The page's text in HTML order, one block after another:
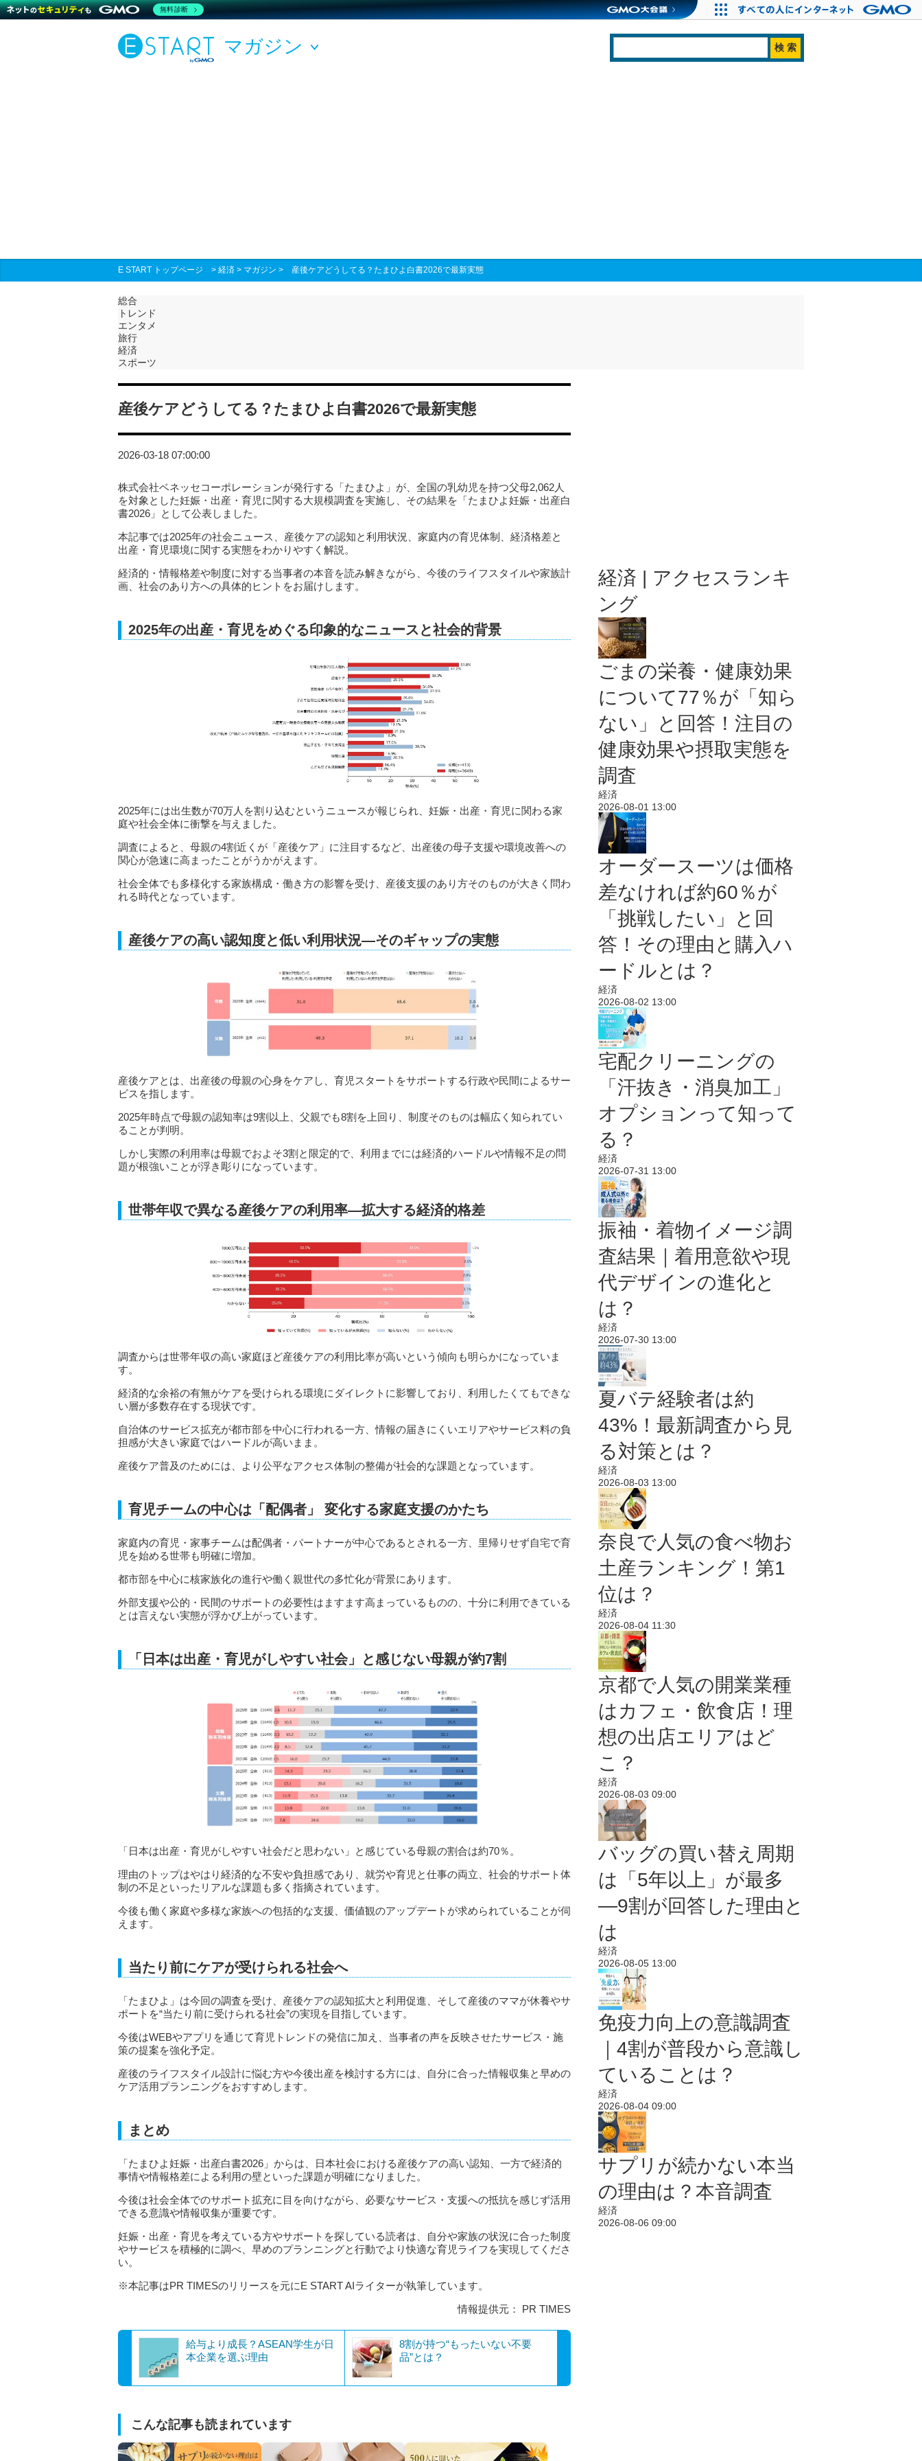
マガジン
E START トップページ > 経済 > マガジン > 産後ケアどうしてる？たまひよ白書2026で最新実態
総合
トレンド
エンタメ
旅行
経済
スポーツ
産後ケアどうしてる？たまひよ白書2026で最新実態
2026-03-18 07:00:00
株式会社ベネッセコーポレーションが発行する「たまひよ」が、全国の乳幼児を持つ父母2,062人
を対象とした妊娠・出産・育児に関する大規模調査を実施し、その結果を「たまひよ妊娠・出産白
書2026」として公表しました。
本記事では2025年の社会ニュース、産後ケアの認知と利用状況、家庭内の育児体制、経済格差と
出産・育児環境に関する実態をわかりやすく解説。
経済的・情報格差や制度に対する当事者の本音を読み解きながら、今後のライフスタイルや家族計
画、社会のあり方への具体的ヒントをお届けします。
2025年の出産・育児をめぐる印象的なニュースと社会的背景
2025年には出生数が70万人を割り込むというニュースが報じられ、妊娠・出産・育児に関わる家
庭や社会全体に衝撃を与えました。
調査によると、母親の4割近くが「産後ケア」に注目するなど、出産後の母子支援や環境改善への
関心が急速に高まったことがうかがえます。
社会全体でも多様化する家族構成・働き方の影響を受け、産後支援のあり方そのものが大きく問わ
れる時代となっています。
産後ケアの高い認知度と低い利用状況―そのギャップの実態
産後ケアとは、出産後の母親の心身をケアし、育児スタートをサポートする行政や民間によるサー
ビスを指します。
2025年時点で母親の認知率は9割以上、父親でも8割を上回り、制度そのものは幅広く知られてい
ることが判明。
しかし実際の利用率は母親でおよそ3割と限定的で、利用までには経済的ハードルや情報不足の問
題が根強いことが浮き彫りになっています。
世帯年収で異なる産後ケアの利用率―拡大する経済的格差
調査からは世帯年収の高い家庭ほど産後ケアの利用比率が高いという傾向も明らかになっていま
す。
経済的な余裕の有無がケアを受けられる環境にダイレクトに影響しており、利用したくてもできな
い層が多数存在する現状です。
自治体のサービス拡充が都市部を中心に行われる一方、情報の届きにくいエリアやサービス料の負
担感が大きい家庭ではハードルが高いまま。
産後ケア普及のためには、より公平なアクセス体制の整備が社会的な課題となっています。
育児チームの中心は「配偶者」 変化する家庭支援のかたち
家庭内の育児・家事チームは配偶者・パートナーが中心であるとされる一方、里帰りせず自宅で育
児を始める世帯も明確に増加。
都市部を中心に核家族化の進行や働く親世代の多忙化が背景にあります。
外部支援や公的・民間のサポートの必要性はますます高まっているものの、十分に利用できている
とは言えない実態が浮かび上がっています。
「日本は出産・育児がしやすい社会」と感じない母親が約7割
「日本は出産・育児がしやすい社会だと思わない」と感じている母親の割合は約70％。
理由のトップはやはり経済的な不安や負担感であり、就労や育児と仕事の両立、社会的サポート体
制の不足といったリアルな課題も多く指摘されています。
今後も働く家庭や多様な家族への包括的な支援、価値観のアップデートが求められていることが伺
えます。
当たり前にケアが受けられる社会へ
「たまひよ」は今回の調査を受け、産後ケアの認知拡大と利用促進、そして産後のママが休養やサ
ポートを“当たり前に受けられる社会”の実現を目指しています。
今後はWEBやアプリを通じて育児トレンドの発信に加え、当事者の声を反映させたサービス・施
策の提案を強化予定。
産後のライフスタイル設計に悩む方や今後出産を検討する方には、自分に合った情報収集と早めの
ケア活用プランニングをおすすめします。
まとめ
「たまひよ妊娠・出産白書2026」からは、日本社会における産後ケアの高い認知、一方で経済的
事情や情報格差による利用の壁といった課題が明確になりました。
今後は社会全体でのサポート拡充に目を向けながら、必要なサービス・支援への抵抗を感じず活用
できる意識や情報収集が重要です。
妊娠・出産・育児を考えている方やサポートを探している読者は、自分や家族の状況に合った制度
やサービスを積極的に調べ、早めのプランニングと行動でより快適な育児ライフを実現してくださ
い。
※本記事はPR TIMESのリリースを元にE START AIライターが執筆しています。
情報提供元： PR TIMES
給与より成長？ASEAN学生が日
本企業を選ぶ理由
8割が持つ“もったいない不要
品”とは？
こんな記事も読まれています
経済 | アクセスランキ
ング
ごまの栄養・健康効果
について77％が「知ら
ない」と回答！注目の
健康効果や摂取実態を
調査
経済
2026-08-01 13:00
オーダースーツは価格
差なければ約60％が
「挑戦したい」と回
答！その理由と購入ハ
ードルとは？
経済
2026-08-02 13:00
宅配クリーニングの
「汗抜き・消臭加工」
オプションって知って
る？
経済
2026-07-31 13:00
振袖・着物イメージ調
査結果｜着用意欲や現
代デザインの進化と
は？
経済
2026-07-30 13:00
夏バテ経験者は約
43%！最新調査から見
る対策とは？
経済
2026-08-03 13:00
奈良で人気の食べ物お
土産ランキング！第1
位は？
経済
2026-08-04 11:30
京都で人気の開業業種
はカフェ・飲食店！理
想の出店エリアはど
こ？
経済
2026-08-03 09:00
バッグの買い替え周期
は「5年以上」が最多
―9割が回答した理由と
は
経済
2026-08-05 13:00
免疫力向上の意識調査
｜4割が普段から意識し
ていることは？
経済
2026-08-04 09:00
サプリが続かない本当
の理由は？本音調査
経済
2026-08-06 09:00
無料診断